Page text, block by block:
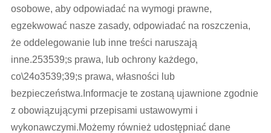
osobowe, aby odpowiadać na wymogi prawne,
egzekwować nasze zasady, odpowiadać na roszczenia,
że oddelegowanie lub inne treści naruszają
inne.253539;s prawa, lub ochrony każdego,
co\24o3539;39;s prawa, własności lub
bezpieczeństwa.Informacje te zostaną ujawnione zgodnie
z obowiązującymi przepisami ustawowymi i
wykonawczymi.Możemy również udostępniać dane